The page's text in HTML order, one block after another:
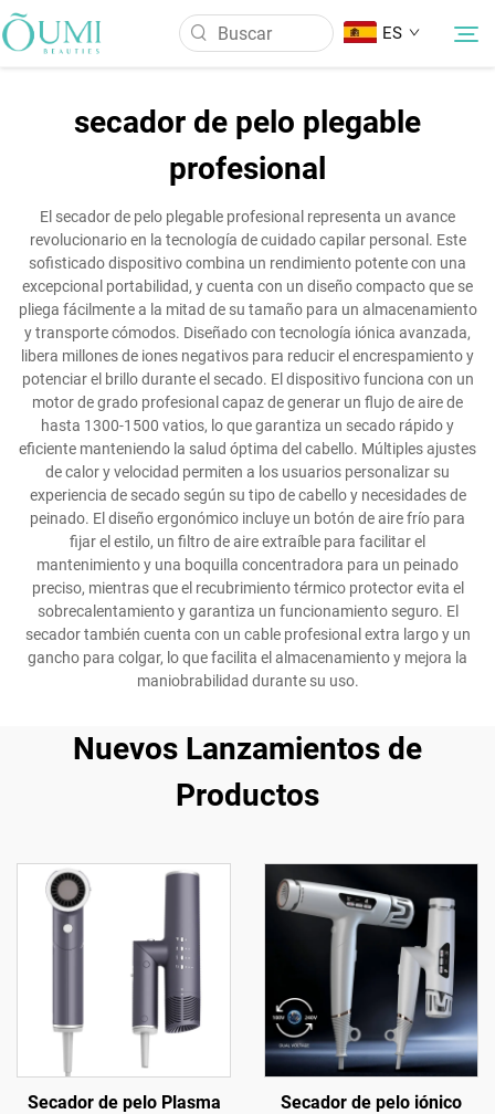
ES
Productos
Noticias
Aplicación
Contáctenos
secador de pelo plegable
profesional
El secador de pelo plegable profesional representa un avance
revolucionario en la tecnología de cuidado capilar personal. Este
sofisticado dispositivo combina un rendimiento potente con una
excepcional portabilidad, y cuenta con un diseño compacto que se
pliega fácilmente a la mitad de su tamaño para un almacenamiento
y transporte cómodos. Diseñado con tecnología iónica avanzada,
libera millones de iones negativos para reducir el encrespamiento y
potenciar el brillo durante el secado. El dispositivo funciona con un
motor de grado profesional capaz de generar un flujo de aire de
hasta 1300-1500 vatios, lo que garantiza un secado rápido y
eficiente manteniendo la salud óptima del cabello. Múltiples ajustes
de calor y velocidad permiten a los usuarios personalizar su
experiencia de secado según su tipo de cabello y necesidades de
peinado. El diseño ergonómico incluye un botón de aire frío para
fijar el estilo, un filtro de aire extraíble para facilitar el
mantenimiento y una boquilla concentradora para un peinado
preciso, mientras que el recubrimiento térmico protector evita el
sobrecalentamiento y garantiza un funcionamiento seguro. El
secador también cuenta con un cable profesional extra largo y un
gancho para colgar, lo que facilita el almacenamiento y mejora la
maniobrabilidad durante su uso.
Nuevos Lanzamientos de
Productos
Secador de pelo Plasma
Secador de pelo iónico